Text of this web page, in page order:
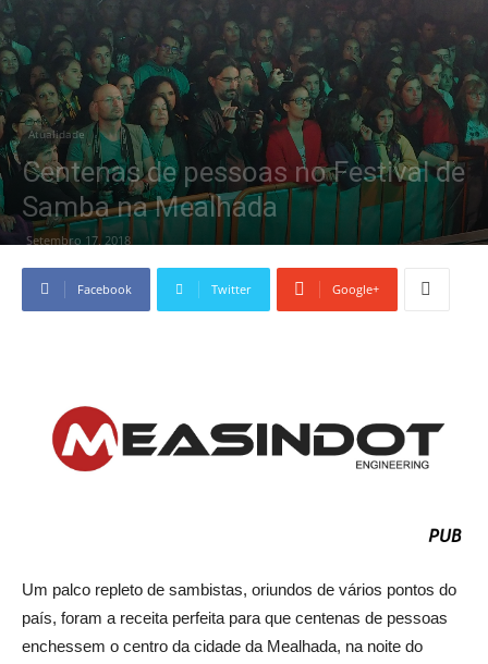
Atualidade
Centenas de pessoas no Festival de
Samba na Mealhada
Setembro 17, 2018
Facebook Twitter Google+
Um palco repleto de sambistas, oriundos de vários pontos do
país, foram a receita perfeita para que centenas de pessoas
enchessem o centro da cidade da Mealhada, na noite do